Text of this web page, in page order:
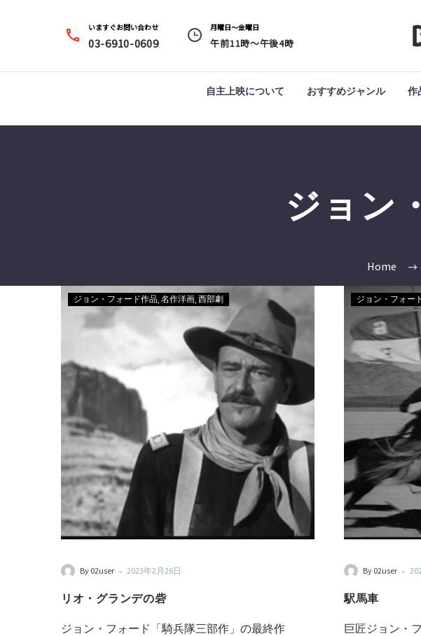

 いますぐお問い合わせ
03-6910-0609 
 月曜日～金曜日
午前11時～午後4時
自主上映について おすすめジャンル 作
ジョン
Home
ジョン・フォード作品 名作洋画 西部劇
By 02user - 2023年2月26日
リオ・グランデの砦
ジョン・フォード「騎兵隊三部作」の最終作
ジョン・フォー
By 02user -
駅馬車
巨匠ジョン・